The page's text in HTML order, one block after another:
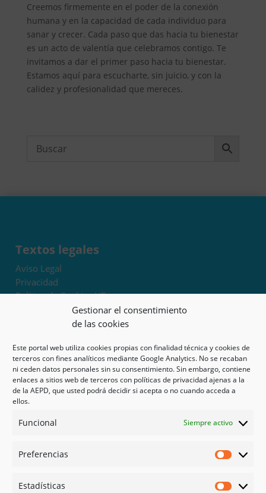
Gestionar el consentimiento
de las cookies
Este portal web utiliza cookies propias con finalidad técnica y cookies de
terceros con fines analíticos mediante Google Analytics. No se recaban
ni ceden datos personales sin su consentimiento. Sin embargo, contiene
enlaces a sitios web de terceros con políticas de privacidad ajenas a la
de la AEPD, que usted podrá decidir si acepta o no cuando acceda a
ellos.
Funcional Siempre activo
Preferencias
Estadísticas
Creemos firmemente en el poder de la conexión
humana y en la capacidad de cada individuo para
sanar y crecer. Cada paso que das hacia tu bienestar
es un acto de valentía que celebramos contigo. Te
invitamos a dar el primer paso hacia tu bienestar.
Estamos aquí para escucharte, sin juicio, y con la
calidez y profesionalidad que mereces.
Textos legales
Aviso Legal
Privacidad
Política de Cookies UE
Términos y condiciones
Exoneración de responsabilidad
Mapa del sitio
Mi cuenta
Tienda
Psicología en Murcia
Guías
Redes sociales
Instagram